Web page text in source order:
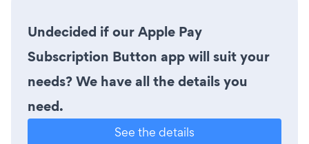
Undecided if our Apple Pay
Subscription Button app will suit your
needs? We have all the details you
need.
See the details